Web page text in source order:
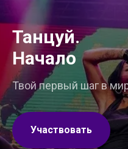
Танцуй.
Начало
Твой первый шаг в
Участвовать